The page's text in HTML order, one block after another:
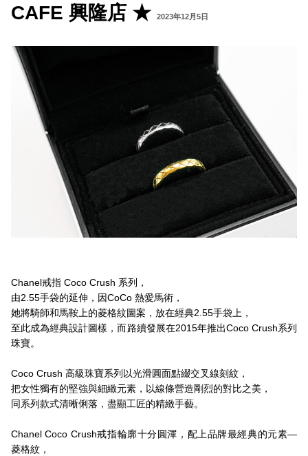
CAFE 興隆店 ★
2023年12月5日
Chanel戒指 Coco Crush 系列，
由2.55手袋的延伸，因CoCo 熱愛馬術，
她將騎師和馬鞍上的菱格紋圖案，放在經典2.55手袋上，
至此成為經典設計圖樣，而路續發展在2015年推出Coco Crush系列
珠寶。
Coco Crush 高級珠寶系列以光滑圓面點綴交叉線刻紋，
把女性獨有的堅強與細緻元素，以線條營造剛烈的對比之美，
同系列款式清晰俐落，盡顯工匠的精緻手藝。
Chanel Coco Crush戒指輪廓十分圓渾，配上品牌最經典的元素—
菱格紋，